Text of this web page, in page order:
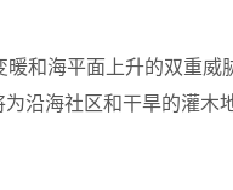
和海平面上升的双重威
沿海社区和干旱的灌木